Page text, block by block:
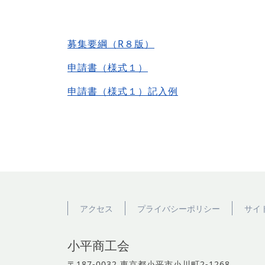
募集要綱（R８版）
申請書（様式１）
申請書（様式１）記入例
アクセス プライバシーポリシー サイ
小平商工会